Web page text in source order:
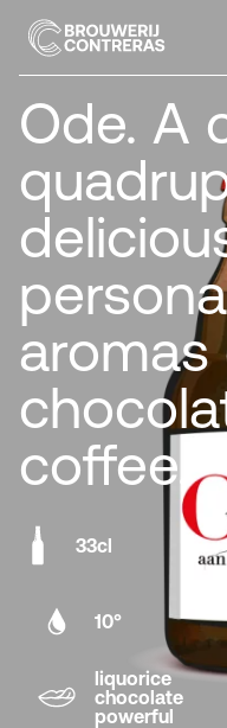
Ode. A
aromas
coffee.
33cl
10°
liquorice
chocolate
powerful